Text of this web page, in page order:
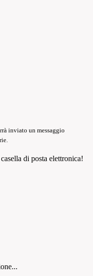
inviato un messaggio
di posta elettronica!